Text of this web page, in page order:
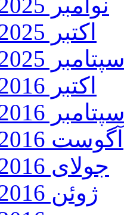
نوامبر 2025
اکتبر 2025
سپتامبر 2025
اکتبر 2016
سپتامبر 2016
آگوست 2016
جولای 2016
ژوئن 2016